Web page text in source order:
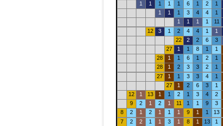
1
1 1 1 1 6 1 2
1
1
1 1 3 4 4
1
1
1 1 1
11
12
3 1 2 4 4 1
1
22
2 2 6
3
27
1 1 8 1
1
28
1 1 6 1 2
1
28
1 2 3 3 2
1
27
1 1 3 3 4
1
27
1 2 6 3
1
12
1 13 1 1 2 1 3 4
2
9
2 1 2 1 11 1 1 9
3
8
2 1 2 1 1 1 9 1 1
13
7
2 2 1 1 3 1 8 1 13
1